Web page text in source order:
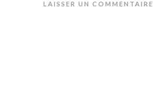
LAISSER UN COMMENTAIRE